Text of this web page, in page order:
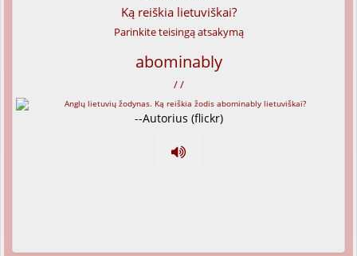
Ką reiškia lietuviškai?
Parinkite teisingą atsakymą
abominably
/ /
--Autorius (flickr)